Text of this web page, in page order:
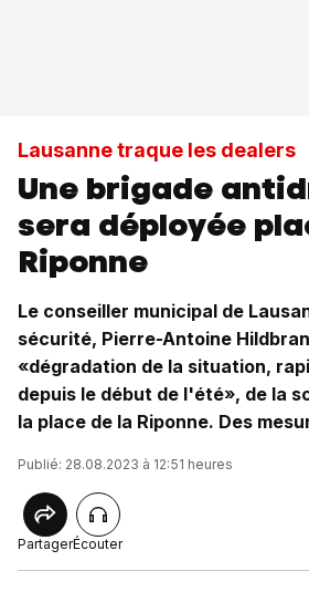
Lausanne traque les dealers
Une brigade
sera déployée
Riponne
Le conseiller municipal de
sécurité, Pierre-Antoine
«dégradation de la situation,
depuis le début de l'été», de la
la place de la Riponne. Des
Publié: 28.08.2023 à 12:51 heures
PartagerÉcouter